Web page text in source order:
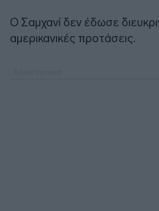
Ο Σαμχανί δεν έδωσε
αμερικανικές προτάσεις.